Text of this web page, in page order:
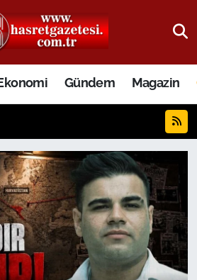
Gündem Magazin
Eczaneler
Durumu
Yoğunluk Haritası
Durumu ve Fikstür